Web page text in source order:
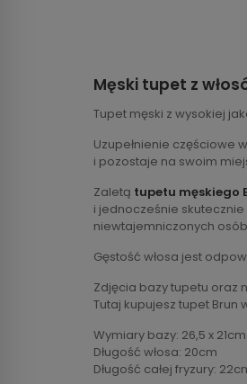
Męski tupet z
Tupet męski z wysokiej
Uzupełnienie częściowe
i pozostaje na swoim
Zaletą tupetu męskiego
i jednocześnie
niewtajemniczonych
Gęstość włosa jest
Zdjęcia bazy tupetu oraz
Tutaj kupujesz tupet
Wymiary bazy: 26,5 x 21cm
Długość włosa: 20cm
Długość całej fryzury: